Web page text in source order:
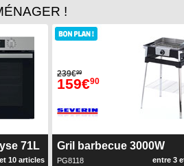
!
71L
10 articles
239€99
159€90
Gril barbecue 3000W
PG8118 entre 3